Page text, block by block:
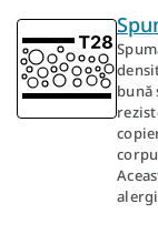
bună